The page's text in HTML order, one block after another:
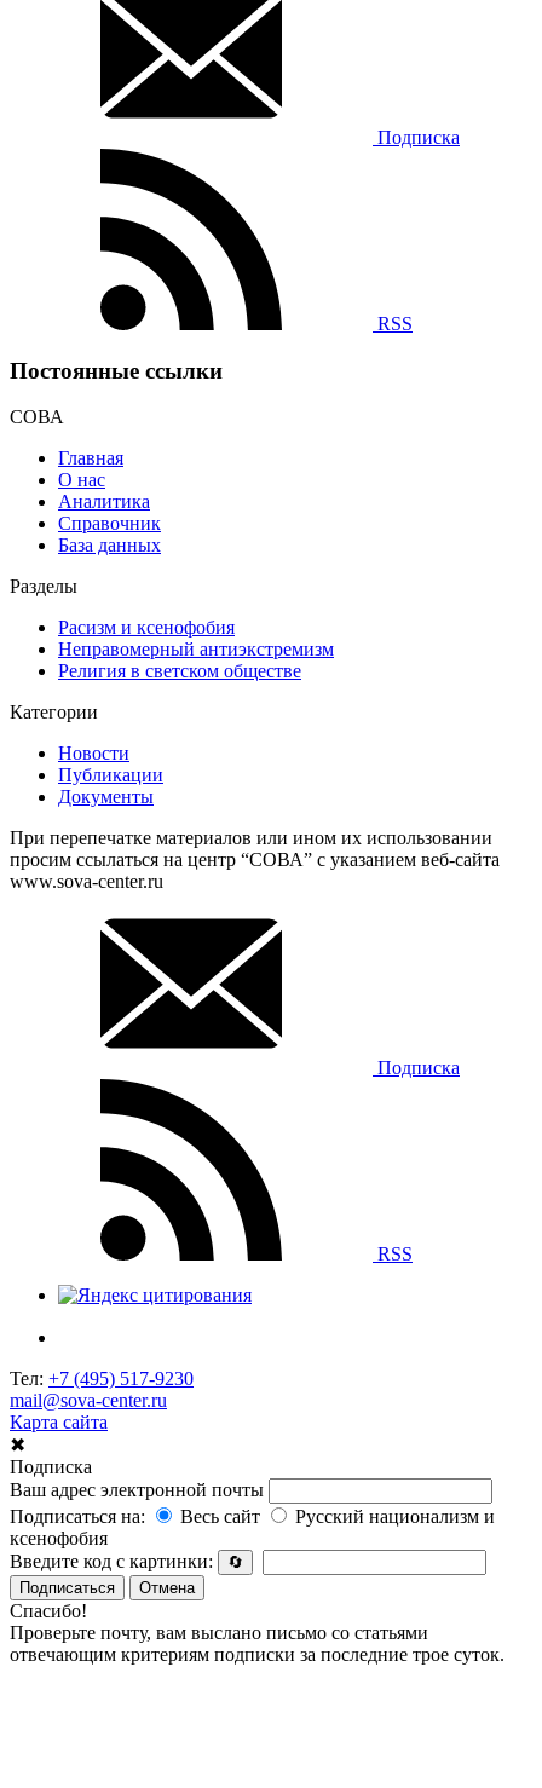
Подписка
RSS
Постоянные ссылки
СОВА
Главная
О нас
Аналитика
Справочник
База данных
Разделы
Расизм и ксенофобия
Неправомерный антиэкстремизм
Религия в светском обществе
Категории
Новости
Публикации
Документы
При перепечатке материалов или ином их использовании
просим ссылаться на центр “СОВА” с указанием веб-сайта
www.sova-center.ru
Подписка
RSS
Тел: +7 (495) 517-9230
mail@sova-center.ru
Карта сайта
✖
Подписка
Ваш адрес электронной почты
Подписаться на:
Весь сайт
Русский национализм и
ксенофобия
Введите код с картинки:
🔄
Подписаться
Отмена
Спасибо!
Проверьте почту, вам выслано письмо со статьями
отвечающим критериям подписки за последние трое суток.